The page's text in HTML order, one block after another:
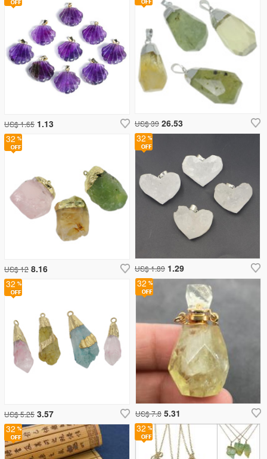
32
US$ 12 8.16
US$ 39 26.53
US$ 1.65 1.13
32
US$ 1.89 1.29
32
US$ 7.8 5.31
32
US$ 5.25 3.57
32
32